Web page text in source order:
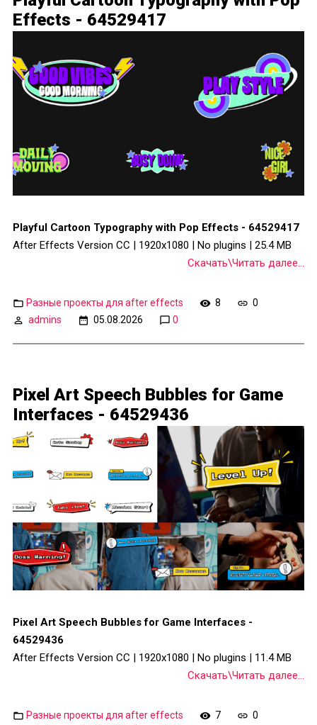
Effects - 64529417
Playful Cartoon Typography with Pop Effects - 64529417
After Effects Version CC | 1920x1080 | No plugins | 25.4 MB
Скачать\Читать далее...
Разные проекты для after effects 8
0
admins
05.08.2026 0
Pixel Art Speech Bubbles for Game
Interfaces - 64529436
Pixel Art Speech Bubbles for Game Interfaces -
64529436
After Effects Version CC | 1920x1080 | No plugins | 11.4 MB
Скачать\Читать далее...
Разные проекты для after effects 7
0